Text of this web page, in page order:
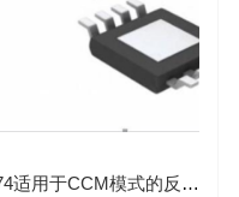
FT8374适用于CCM模式的反激电路同步21V整流芯片